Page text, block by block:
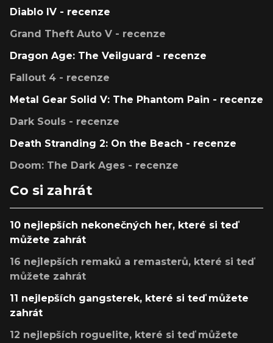
Diablo IV - recenze
Grand Theft Auto V - recenze
Dragon Age: The Veilguard - recenze
Fallout 4 - recenze
Metal Gear Solid V: The Phantom Pain - recenze
Dark Souls - recenze
Death Stranding 2: On the Beach - recenze
Doom: The Dark Ages - recenze
Co si zahrát
10 nejlepších nekonečných her, které si teď
můžete zahrát
16 nejlepších remaků a remasterů, které si teď
můžete zahrát
11 nejlepších gangsterek, které si teď můžete
zahrát
12 nejlepších roguelite, které si teď můžete